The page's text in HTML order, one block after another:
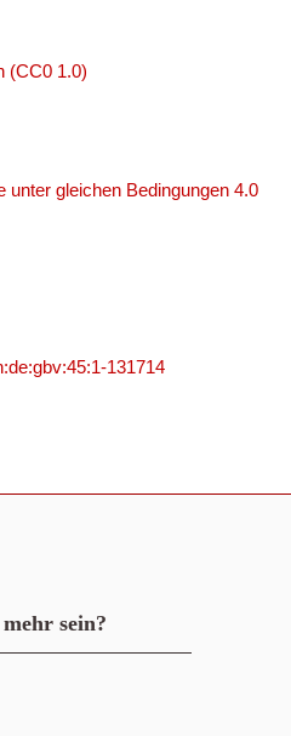
(CC0 1.0)
unter gleichen Bedingungen 4.0
131714
sein?